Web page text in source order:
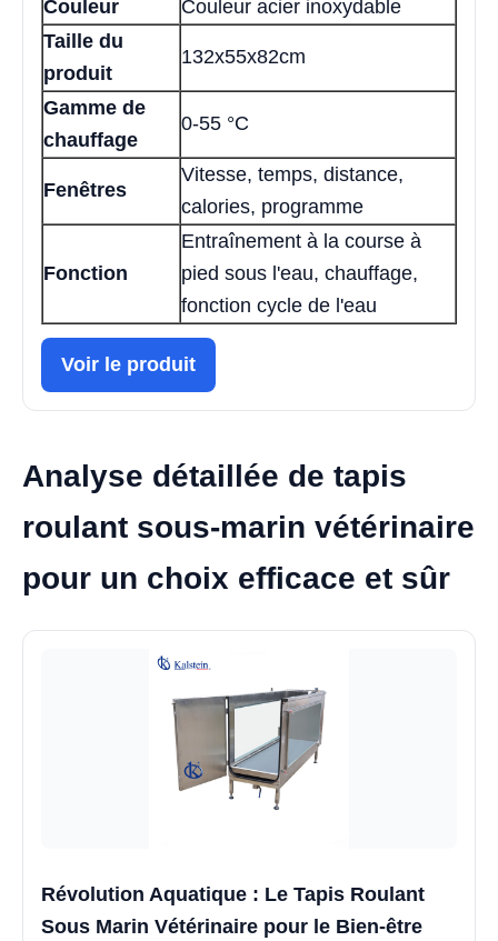
Couleur
Couleur acier inoxydable
Taille du
produit
132x55x82cm
Gamme de
chauffage
0-55 °C
Fenêtres
Vitesse, temps, distance,
calories, programme
Fonction
Entraînement à la course à
pied sous l'eau, chauffage,
fonction cycle de l'eau
Voir le produit
Analyse détaillée de tapis
roulant sous-marin vétérinaire
pour un choix efficace et sûr
Révolution Aquatique : Le Tapis Roulant
Sous Marin Vétérinaire pour le Bien-être